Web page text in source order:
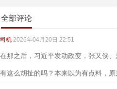
全部评论
司机 2026年04月20日 22:51
在那之后，习近平发动政变，张又侠
有这么胡扯的吗？本来以为有点料，原